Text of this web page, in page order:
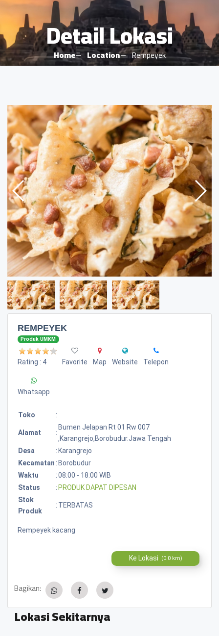
Detail Lokasi
Home Location Rempeyek
REMPEYEK
Produk UMKM
Rating : 4 Favorite Map Website Telepon
Whatsapp
Toko :
Alamat :
Bumen Jelapan Rt 01 Rw 007
,karangrejo,borobudur.jawa Tengah
Desa
: Karangrejo
Kecamatan : Borobudur
Waktu
:08:00 - 18:00 WIB
Status
: PRODUK DAPAT DIPESAN
Stok
Produk
: TERBATAS
Rempeyek kacang
Ke Lokasi (0.0 km)
Bagikan:
Lokasi Sekitarnya